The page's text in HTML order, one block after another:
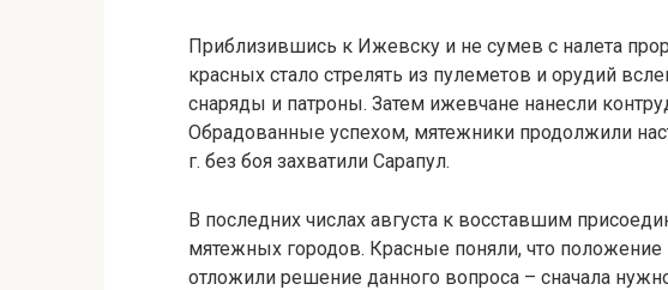
Приблизившись к Ижевску и не сумев с налета
красных стало стрелять из пулеметов и орудий
снаряды и патроны. Затем ижевчане нанесли
Обрадованные успехом, мятежники продолжили
г. без боя захватили Сарапул.
В последних числах августа к восставшим
мятежных городов. Красные поняли, что
отложили решение данного вопроса – сначала